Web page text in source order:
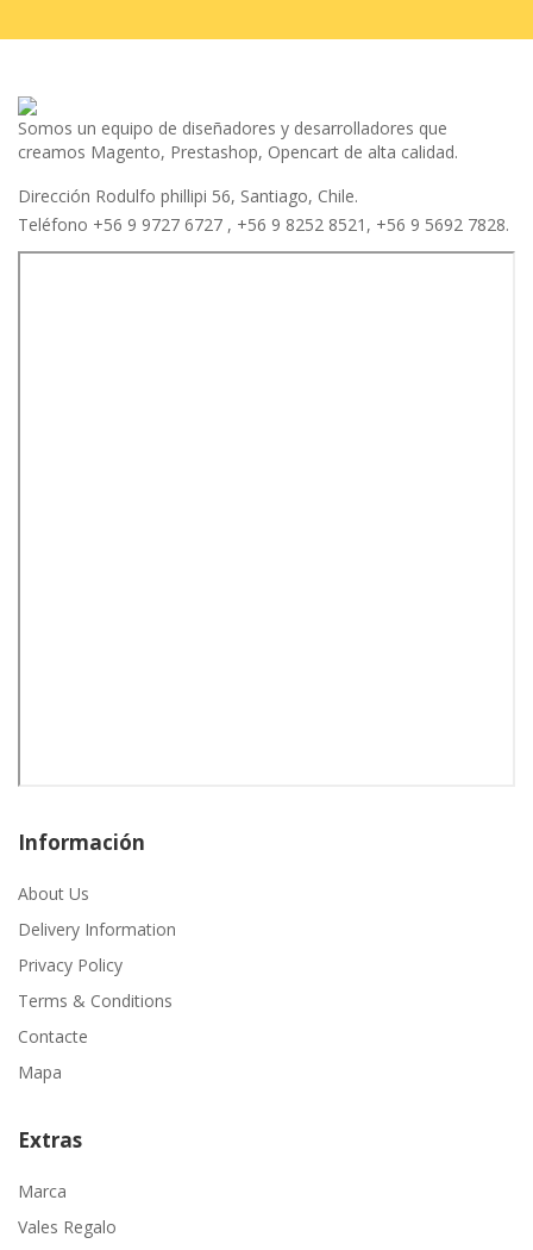
Somos un equipo de diseñadores y desarrolladores que
creamos Magento, Prestashop, Opencart de alta calidad.
Dirección Rodulfo phillipi 56, Santiago, Chile.
Teléfono +56 9 9727 6727 , +56 9 8252 8521, +56 9 5692 7828.
Información
About Us
Delivery Information
Privacy Policy
Terms & Conditions
Contacte
Mapa
Extras
Marca
Vales Regalo